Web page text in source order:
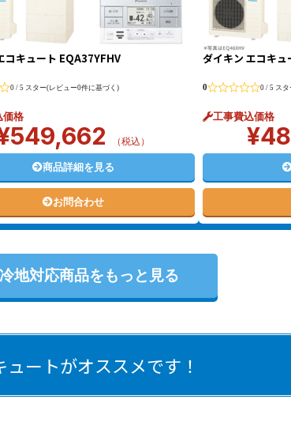
コキュート EQA37YFHV
0 / 5 スター(レビュー0件に基づく)
価格
549,662 （税込）
商品詳細を見る
お問合わせ
ダイキン エコキ
0 0 / 5 ス
工事費込価格
¥
地対応商品をもっと見る
ートがオススメです！